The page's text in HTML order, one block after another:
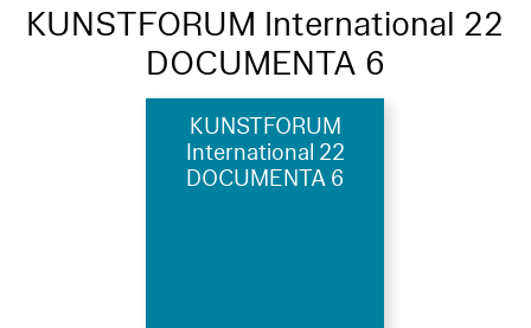
KUNSTFORUM International 22
DOCUMENTA 6
KUNSTFORUM
International 22
DOCUMENTA 6